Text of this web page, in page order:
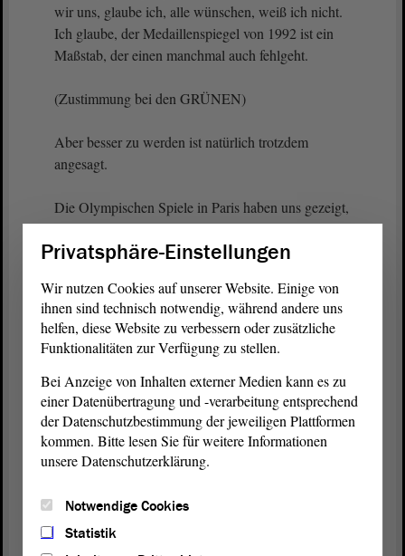
wir uns, glaube ich, alle wünschen, weiß ich nicht.
Ich glaube, der Medaillenspiegel von 1992 ist ein
Maßstab, der einen manchmal auch fehlgeht.
(Zustimmung bei den GRÜNEN)
Aber besser zu werden ist natürlich trotzdem
angesagt.
Die Olympischen Spiele in Paris haben uns gezeigt,
was möglich ist, wenn Leidenschaft, Talent und die
richtige Förderung zusammenkommen. Sie haben
müssen. Wir dürfen uns nicht auf den bisherigen
Erfolgen ausruhen. Vielmehr bleibt es unsere
Aufgabe, die Bedingungen so zu gestalten, dass
auch künftige Generationen von Sportlerinnen und
Sportlern aus Sachsen-Anhalt die Möglichkeit
haben, auf internationaler Bühne zu glänzen.
Paris hat gezeigt, wie erfolgreich eine solche
Mammutveranstaltung nachhaltig in einer
eine Aufgabe, die auch aufgrund der möglichen
Verdrängungsmechanismen und gesellschaftlichen
Privatsphäre-Einstellungen
Wir nutzen Cookies auf unserer Website. Einige von
ihnen sind technisch notwendig, während andere uns
helfen, diese Website zu verbessern oder zusätzliche
Funktionalitäten zur Verfügung zu stellen.
Bei Anzeige von Inhalten externer Medien kann es zu
einer Datenübertragung und -verarbeitung entsprechend
der Datenschutzbestimmung der jeweiligen Plattformen
kommen. Bitte lesen Sie für weitere Informationen
unsere Datenschutzerklärung.
Notwendige Cookies
Statistik